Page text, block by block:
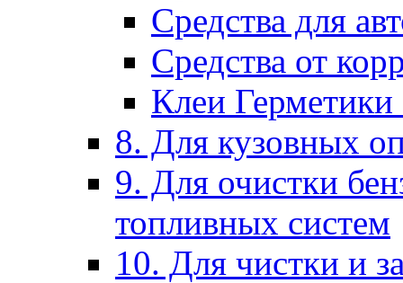
Средства для
Средства от
Клеи
8. Для кузовных
9. Для очистки
топливных систем
10. Для чистки и